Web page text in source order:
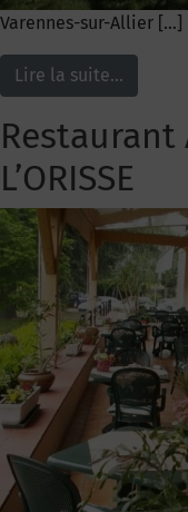
Varennes-sur-Allier […]
Lire la suite…
Restaurant
L’ORISSE